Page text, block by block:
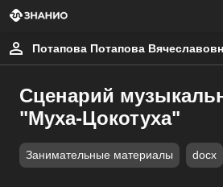
Потапова Потапова
Сценарий
"Муха-Цокотуха"
Занимательные материалы docx